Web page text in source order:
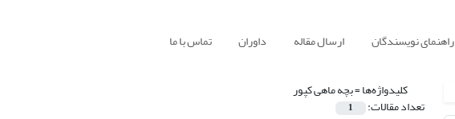
راهنمای نویسندگان ارسال مقاله داوران تماس با ما
کلیدواژه‌ها =بچه ماهی کپور
تعداد مقالات: 1